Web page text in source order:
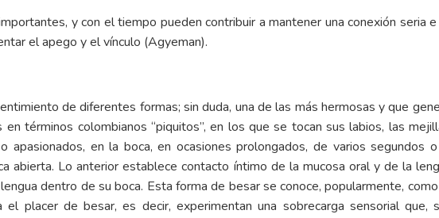
y con el tiempo pueden contribuir a mantener una conexión seria
el apego y el vínculo (Agyeman).
de diferentes formas; sin duda, una de las más hermosas y que
en términos colombianos “piquitos”, en los que se tocan sus labios, las
en la boca, en ocasiones prolongados, de varios segundos
abierta. Lo anterior establece contacto íntimo de la mucosa oral y de la
dentro de su boca. Esta forma de besar se conoce, popularmente,
placer de besar, es decir, experimentan una sobrecarga sensorial que,